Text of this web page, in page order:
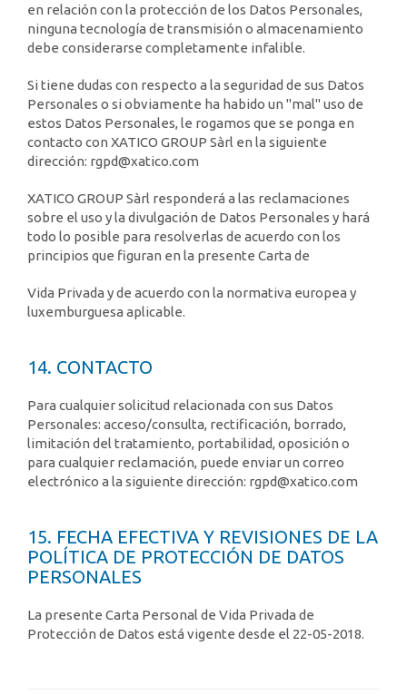
en relación con la protección de los Datos Personales,
ninguna tecnología de transmisión o almacenamiento
debe considerarse completamente infalible.
Si tiene dudas con respecto a la seguridad de sus Datos
Personales o si obviamente ha habido un "mal" uso de
estos Datos Personales, le rogamos que se ponga en
contacto con XATICO GROUP Sàrl en la siguiente
dirección: rgpd@xatico.com
XATICO GROUP Sàrl responderá a las reclamaciones
sobre el uso y la divulgación de Datos Personales y hará
todo lo posible para resolverlas de acuerdo con los
principios que figuran en la presente Carta de
Vida Privada y de acuerdo con la normativa europea y
luxemburguesa aplicable.
14. CONTACTO
Para cualquier solicitud relacionada con sus Datos
Personales: acceso/consulta, rectificación, borrado,
limitación del tratamiento, portabilidad, oposición o
para cualquier reclamación, puede enviar un correo
electrónico a la siguiente dirección: rgpd@xatico.com
15. FECHA EFECTIVA Y REVISIONES DE LA
POLÍTICA DE PROTECCIÓN DE DATOS
PERSONALES
La presente Carta Personal de Vida Privada de
Protección de Datos está vigente desde el 22-05-2018.